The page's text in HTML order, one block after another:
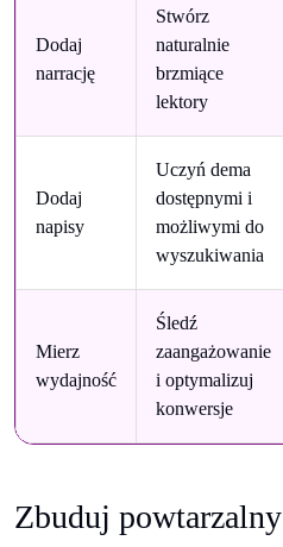
Dodaj
narrację
Stwórz
naturalnie
brzmiące
lektory
Dodaj
napisy
Uczyń dema
dostępnymi i
możliwymi do
wyszukiwania
Mierz
wydajność
Śledź
zaangażowanie
i optymalizuj
konwersje
Zbuduj